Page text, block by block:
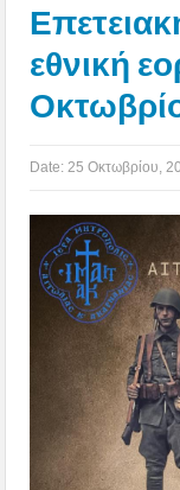
εθνική
Date: 25 Οκτωβρίου,